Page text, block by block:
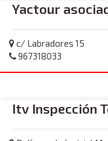
Yactour
c/ Labradores 15
967318033
Itv Inspección